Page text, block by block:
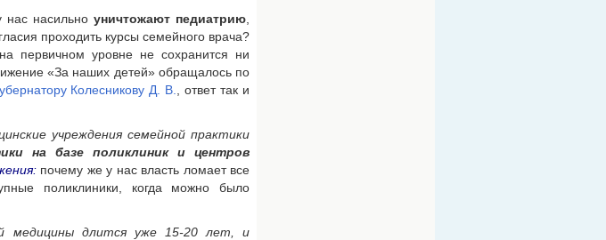
нас насильно уничтожают педиатрию
проходить курсы семейного врача?
первичном уровне не сохранится ни
«За наших детей» обращалось по
Колесникову Д. В.
, ответ так и
учреждения семейной практики
на базе поликлиник и центров
почему же у нас власть ломает все
поликлиники, когда можно было
медицины длится уже 15-20 лет, и